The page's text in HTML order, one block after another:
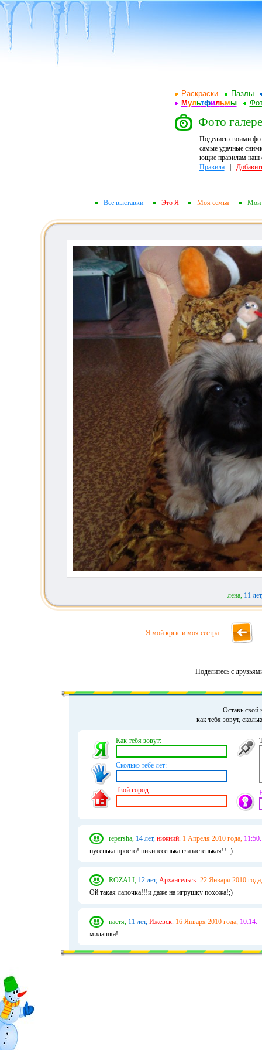
Раскраски
Пазлы
Мультфильмы
Фото
Поделись своими
самые удачные
ющие правилам наш
Правила|
Все выставки Это Я Моя семья Мои
лена, 11
Я мой крыс и моя сестра
Поделитесь с
Оставь свой
как тебя зовут,
Как тебя зовут:
Сколько тебе лет:
Твой город:
repersha, 14 лет, нижний. 1 Апреля 2010 года, 11:50.
пусенька просто! пикинесенька глазастенькая!!=)
ROZALI, 12 лет, Архангельск. 22 Января 2010 года,
Ой такая лапочка!!!и даже на игрушку похожа!;)
настя, 11 лет, Ижевск. 16 Января 2010 года, 10:14.
милашка!